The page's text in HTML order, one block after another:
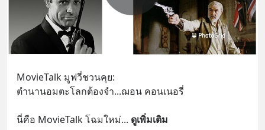
MovieTalk มูฟวี่ชวนคุย:
ตำนานอมตะโลกต้องจำ...ฌอน คอนเนอรี่
นี่คือ MovieTalk โฉมใหม่... ดูเพิ่มเติม